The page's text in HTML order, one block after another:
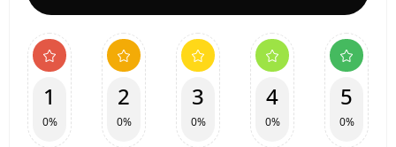
1
0%
2
0%
3
0%
4
0%
5
0%